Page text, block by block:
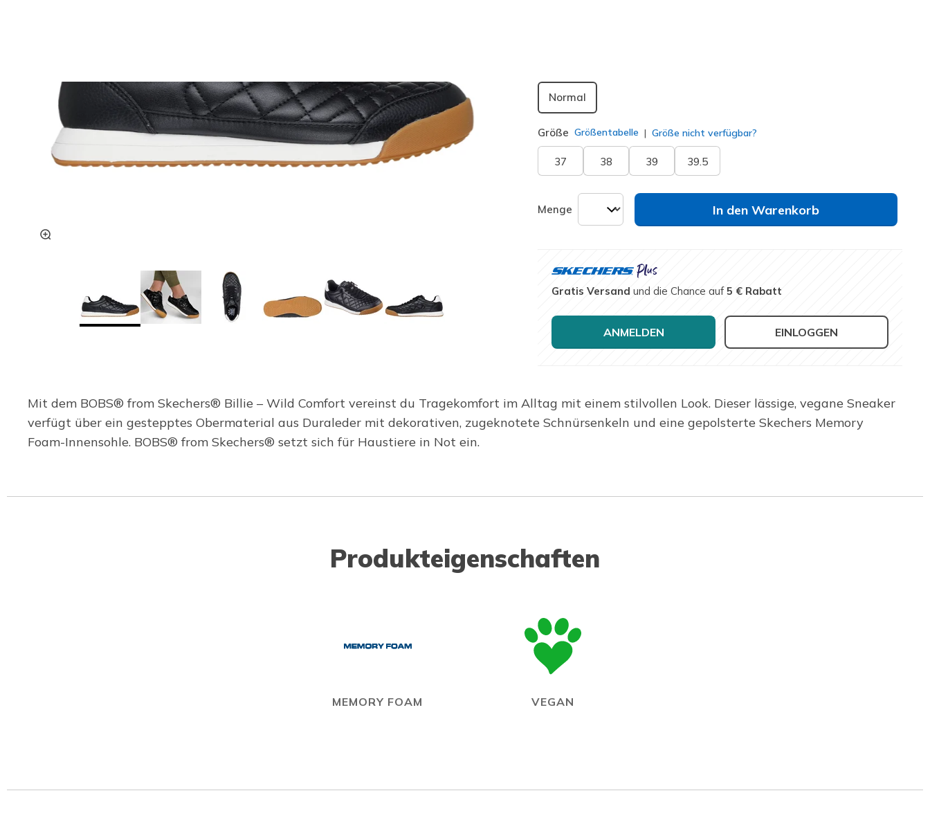
Normal
Größe Größentabelle Größe nicht verfügbar?
37 38 39 39.5
Menge In den Warenkorb
Gratis Versand und die Chance auf5 € Rabatt
ANMELDEN EINLOGGEN
Mit dem BOBS® from Skechers® Billie – Wild Comfort vereinst du Tragekomfort im Alltag mit einem stilvollen Look. Dieser lässige, vegane Sneaker
verfügt über ein gestepptes Obermaterial aus Duraleder mit dekorativen, zugeknotete Schnürsenkeln und eine gepolsterte Skechers Memory
Foam-Innensohle. BOBS® from Skechers® setzt sich für Haustiere in Not ein.
Produkteigenschaften
MEMORY FOAM VEGAN